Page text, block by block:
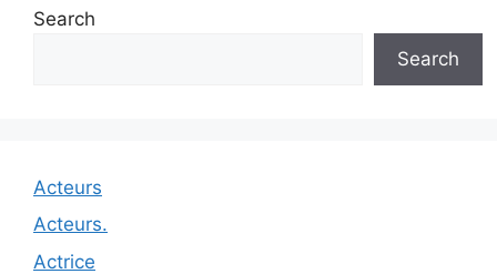
Search
Search
Acteurs
Acteurs.
Actrice